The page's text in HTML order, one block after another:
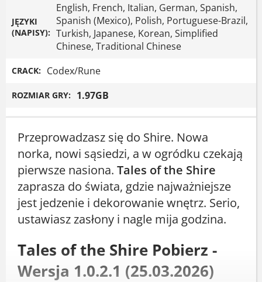
JĘZYKI
(NAPISY):
English, French, Italian, German, Spanish,
Spanish (Mexico), Polish, Portuguese-Brazil,
Turkish, Japanese, Korean, Simplified
Chinese, Traditional Chinese
CRACK: Codex/Rune
ROZMIAR GRY: 1.97GB
Przeprowadzasz się do Shire. Nowa
norka, nowi sąsiedzi, a w ogródku czekają
pierwsze nasiona. Tales of the Shire
zaprasza do świata, gdzie najważniejsze
jest jedzenie i dekorowanie wnętrz. Serio,
ustawiasz zasłony i nagle mija godzina.
Tales of the Shire Pobierz -
Wersja 1.0.2.1 (25.03.2026)